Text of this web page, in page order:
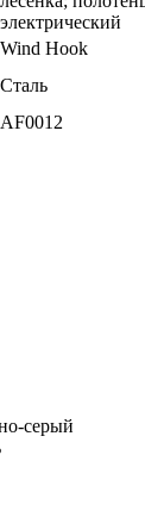
электрический
Wind Hook
Сталь
AF0012
серый